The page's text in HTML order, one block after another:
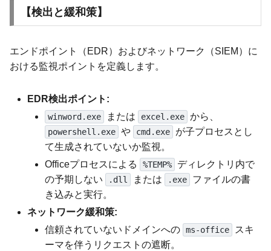
【検出と緩和策】
エンドポイント（EDR）およびネットワーク（SIEM）に
おける監視ポイントを定義します。
EDR検出ポイント:
winword.exe または excel.exe から、
powershell.exe や cmd.exe
が子プロセスとし
て生成されていないか監視。
Officeプロセスによる
%TEMP%
ディレクトリ内で
の予期しない
.dll または .exe
ファイルの書
き込みと実行。
ネットワーク緩和策:
信頼されていないドメインへの ms-office
スキ
ーマを伴うリクエストの遮断。